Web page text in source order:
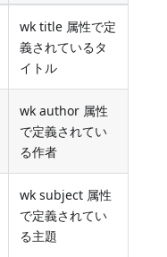
wk title 属性で定
義されているタ
イトル
wk author 属性
で定義されてい
る作者
wk subject 属性
で定義されてい
る主題